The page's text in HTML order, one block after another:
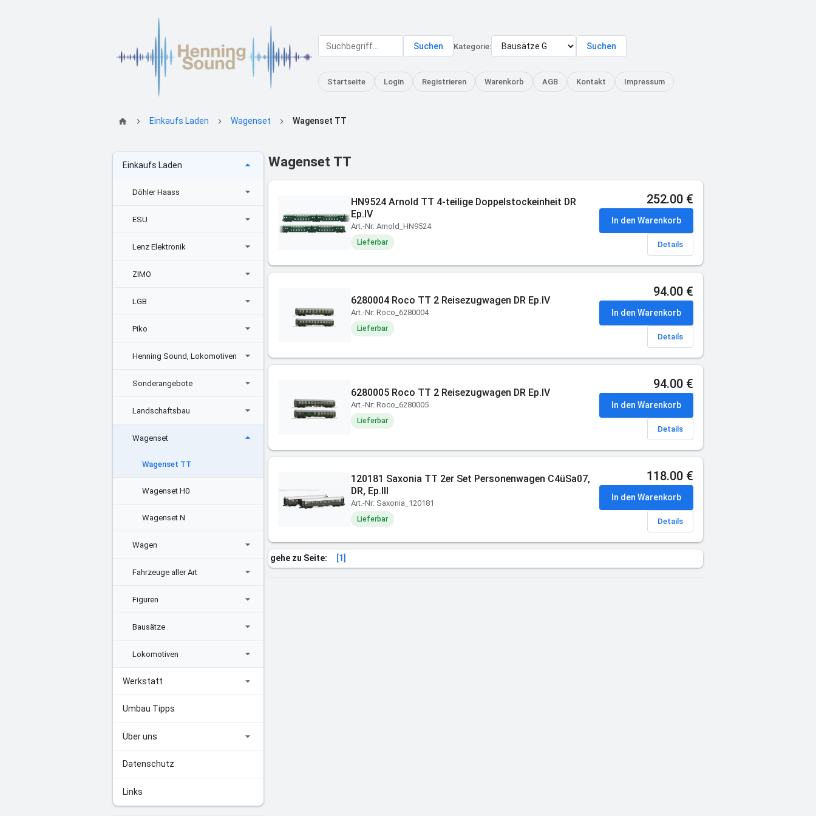
Suchen Kategorie: Suchen
Startseite Login Registrieren Warenkorb AGB Kontakt Impressum
Einkaufs Laden Wagenset Wagenset TT
Einkaufs Laden
Döhler Haass
ESU
Lenz Elektronik
ZIMO
LGB
Piko
Henning Sound, Lokomotiven
Sonderangebote
Landschaftsbau
Wagenset
Wagenset TT
Wagenset H0
Wagenset N
Wagen
Fahrzeuge aller Art
Figuren
Bausätze
Lokomotiven
Werkstatt
Umbau Tipps
Über uns
Datenschutz
Links
Wagenset TT
HN9524 Arnold TT 4-teilige Doppelstockeinheit DR
Ep.IV
Art.-Nr: Arnold_HN9524
Lieferbar
252.00 €
In den Warenkorb
Details
6280004 Roco TT 2 Reisezugwagen DR Ep.IV
Art.-Nr: Roco_6280004
Lieferbar
94.00 €
In den Warenkorb
Details
6280005 Roco TT 2 Reisezugwagen DR Ep.IV
Art.-Nr: Roco_6280005
Lieferbar
94.00 €
In den Warenkorb
Details
120181 Saxonia TT 2er Set Personenwagen C4üSa07,
DR, Ep.III
Art.-Nr: Saxonia_120181
Lieferbar
118.00 €
In den Warenkorb
Details
gehe zu Seite: [1]